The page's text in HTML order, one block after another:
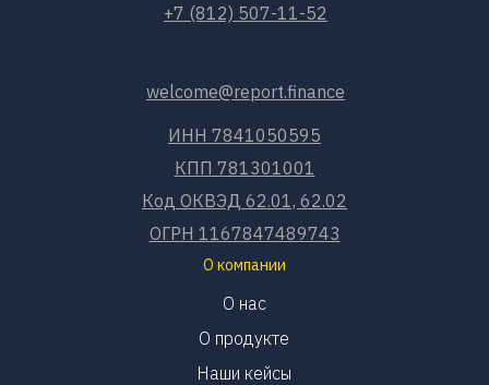
О компании
+7 (812) 507-11-52
welcome@report.finance
О нас
О продукте
Наши кейсы
ИНН 7841050595
КПП 781301001
Код ОКВЭД 62.01, 62.02
ОГРН 1167847489743